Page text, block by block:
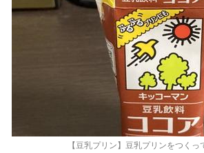
【豆乳プリン】豆乳プリンをつくっ